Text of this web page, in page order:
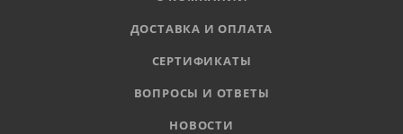
ДОСТАВКА И ОПЛАТА
СЕРТИФИКАТЫ
ВОПРОСЫ И ОТВЕТЫ
НОВОСТИ